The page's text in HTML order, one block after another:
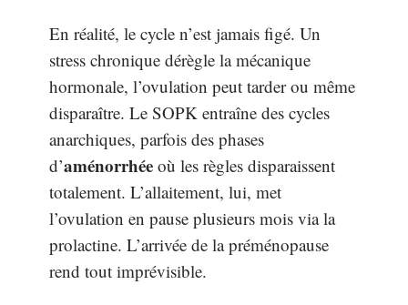
En réalité, le cycle n’est jamais figé. Un
stress chronique dérègle la mécanique
hormonale, l’ovulation peut tarder ou même
disparaître. Le SOPK entraîne des cycles
anarchiques, parfois des phases
d’aménorrhée où les règles disparaissent
totalement. L’allaitement, lui, met
l’ovulation en pause plusieurs mois via la
prolactine. L’arrivée de la préménopause
rend tout imprévisible.